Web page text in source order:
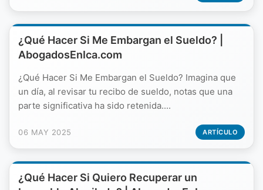
¿Qué Hacer Si Me Embargan el Sueldo? |
AbogadosEnIca.com
¿Qué Hacer Si Me Embargan el Sueldo? Imagina que
un día, al revisar tu recibo de sueldo, notas que una
parte significativa ha sido retenida....
06 MAY 2025 ARTÍCULO
¿Qué Hacer Si Quiero Recuperar un